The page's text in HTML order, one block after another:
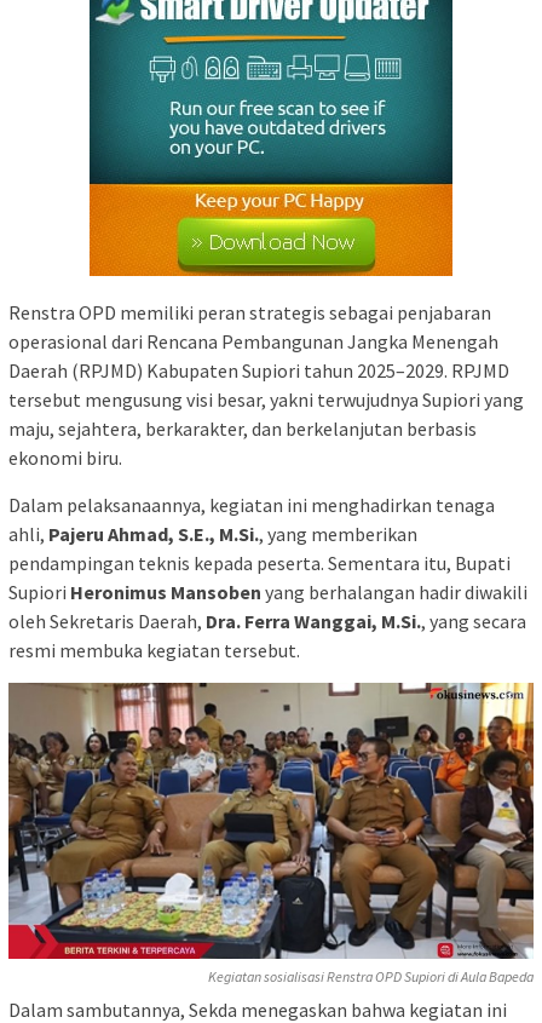
Renstra OPD memiliki peran strategis sebagai penjabaran
operasional dari Rencana Pembangunan Jangka Menengah
Daerah (RPJMD) Kabupaten Supiori tahun 2025–2029. RPJMD
tersebut mengusung visi besar, yakni terwujudnya Supiori yang
maju, sejahtera, berkarakter, dan berkelanjutan berbasis
ekonomi biru.
Dalam pelaksanaannya, kegiatan ini menghadirkan tenaga
ahli, Pajeru Ahmad, S.E., M.Si., yang memberikan
pendampingan teknis kepada peserta. Sementara itu, Bupati
Supiori Heronimus Mansoben yang berhalangan hadir diwakili
oleh Sekretaris Daerah, Dra. Ferra Wanggai, M.Si., yang secara
resmi membuka kegiatan tersebut.
Kegiatan sosialisasi Renstra OPD Supiori di Aula Bapeda
Dalam sambutannya, Sekda menegaskan bahwa kegiatan ini